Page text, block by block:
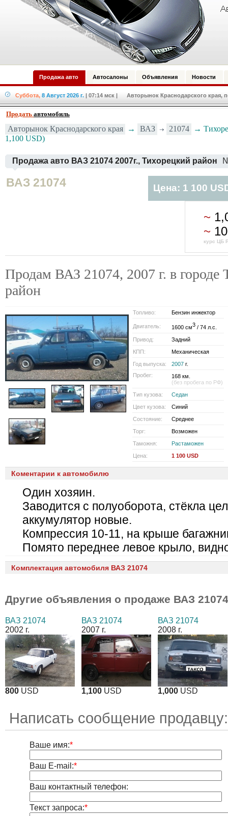
Продажа авто Автосалоны Объявления Новости
Суббота, 8 Август 2026 г. | 07:14 мск | Авторынок Краснодарского края,
Продать автомобиль
Авторынок Краснодарского края → ВАЗ 21074
→
1,100 USD)
Продажа авто ВАЗ 21074 2007г., Тихорецкий район
ВАЗ 21074 Цена: 1 100
~
~
курс ЦБ
Продам ВАЗ 21074, 2007 г. в городе
район
Топливо: Бензин инжектор
Двигатель: 1600 см3 / 74 л.с.
Привод:
Задний
КПП:
Механическая
Год выпуска:
2007 г.
Пробег:
168 км.
(без пробега по РФ)
Тип кузова:
Седан
Цвет кузова:
Синий
Состояние:
Среднее
Торг:
Возможен
Таможня:
Растаможен
Цена:
1 100 USD
Коментарии к автомобилю
Один хозяин.
Заводится с полуоборота, стёкла
аккумулятор новые.
Компрессия 10-11, на крыше
Помято переднее левое крыло,
Комплектация автомобиля ВАЗ 21074
Другие объявления о продаже ВАЗ 21074
ВАЗ 21074
2002 г.
800 USD
ВАЗ 21074
2007 г.
1,100 USD
ВАЗ 21074
2008 г.
1,000 USD
Написать сообщение
Ваше имя:*
Ваш E-mail:*
Ваш контактный телефон:
Текст запроса:*